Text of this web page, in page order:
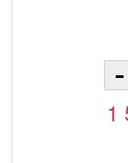
1